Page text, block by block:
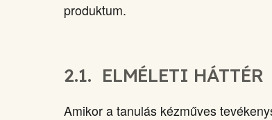
produktum.
2.1. ELMÉLETI HÁTTÉR
Amikor a tanulás kézműves